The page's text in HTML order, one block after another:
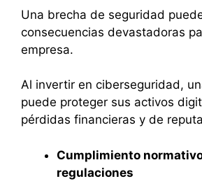
Una brecha de seguridad
consecuencias devastadoras
empresa.
Al invertir en ciberseguridad,
puede proteger sus activos
pérdidas financieras y de
Cumplimiento
regulaciones